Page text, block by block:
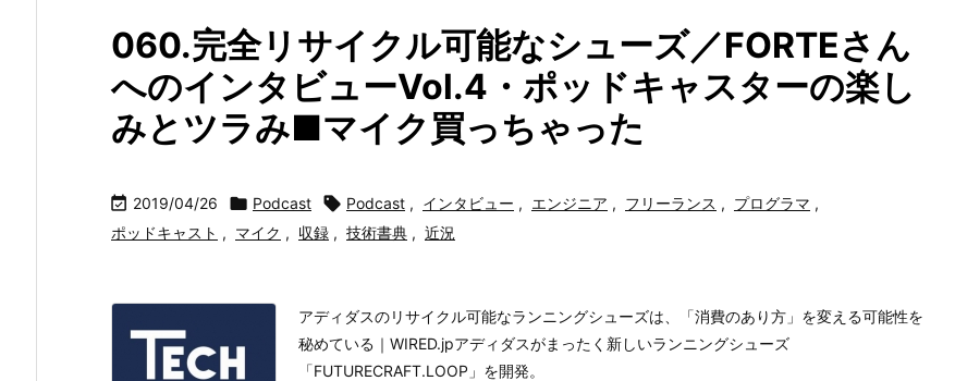
060.完全リサイクル可能なシューズ／FORTEさん
へのインタビューVol.4・ポッドキャスターの楽し
みとツラみ■マイク買っちゃった
 2019/04/26  Podcast  Podcast , インタビュー , エンジニア , フリーランス , プログラマ ,
ポッドキャスト , マイク , 収録 , 技術書典 , 近況
アディダスのリサイクル可能なランニングシューズは、「消費のあり方」を変える可能性を
秘めている｜WIRED.jpアディダスがまったく新しいランニングシューズ
「FUTURECRAFT.LOOP」を開発。